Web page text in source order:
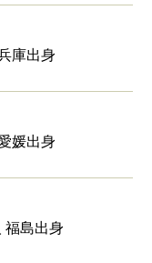
庫出身
媛出身
福島出身